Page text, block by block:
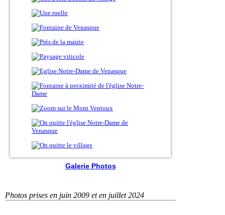
Galerie Photos
Photos prises en juin 2009 et en juillet 2024